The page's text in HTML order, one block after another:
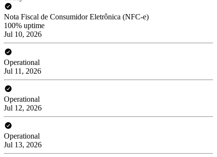
Nota Fiscal de Consumidor Eletrônica (NFC-e)
100% uptime
Jul 10, 2026
Operational
Jul 11, 2026
Operational
Jul 12, 2026
Operational
Jul 13, 2026